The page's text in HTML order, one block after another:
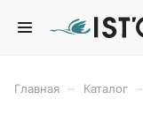
Главная Каталог